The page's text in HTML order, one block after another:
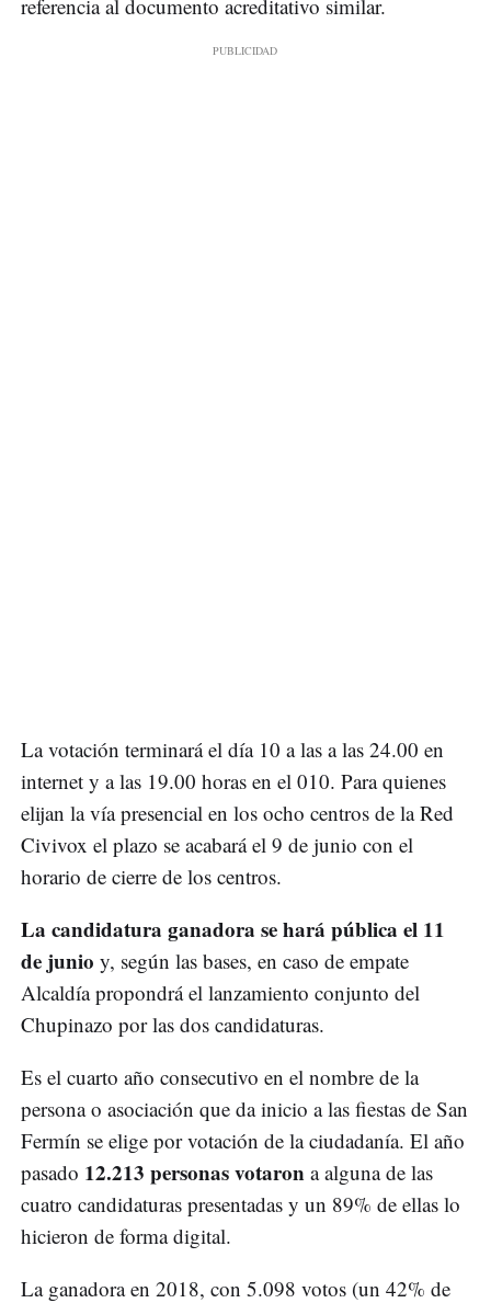
referencia al documento acreditativo similar.
La votación terminará el día 10 a las a las 24.00 en
internet y a las 19.00 horas en el 010. Para quienes
elijan la vía presencial en los ocho centros de la Red
Civivox el plazo se acabará el 9 de junio con el
horario de cierre de los centros.
La candidatura ganadora se hará pública el 11
de junio y, según las bases, en caso de empate
Alcaldía propondrá el lanzamiento conjunto del
Chupinazo por las dos candidaturas.
Es el cuarto año consecutivo en el nombre de la
persona o asociación que da inicio a las fiestas de San
Fermín se elige por votación de la ciudadanía. El año
pasado 12.213 personas votaron a alguna de las
cuatro candidaturas presentadas y un 89% de ellas lo
hicieron de forma digital.
La ganadora en 2018, con 5.098 votos (un 42% de